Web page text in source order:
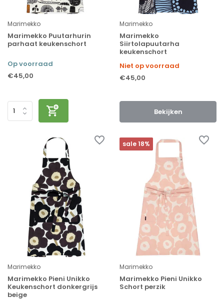
Marimekko
Marimekko Puutarhurin
parhaat keukenschort
Op voorraad
€45,00
Marimekko
Marimekko
Siirtolapuutarha
keukenschort
Niet op voorraad
€45,00
Bekijken
Marimekko
Marimekko Pieni Unikko
Keukenschort donkergrijs
beige
sale 18%
Marimekko
Marimekko Pieni Unikko
Schort perzik